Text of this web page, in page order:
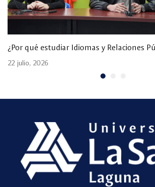
¿Por qué estudiar Idiomas y Relaciones
22 julio, 2026